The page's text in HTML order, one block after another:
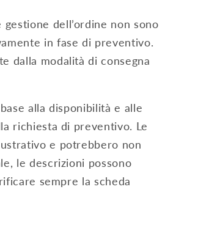
gestione dell’ordine non sono
in fase di preventivo.
dalla modalità di consegna
alla disponibilità e alle
richiesta di preventivo. Le
e potrebbero non
le descrizioni possono
sempre la scheda